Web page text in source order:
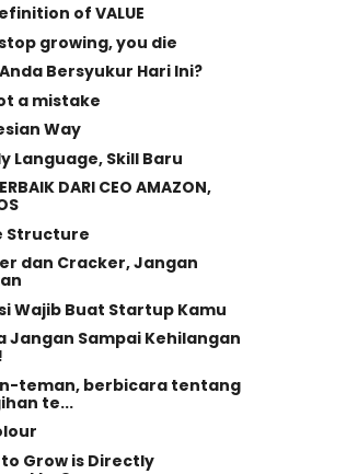
of VALUE
growing, you die
Bersyukur Hari Ini?
a mistake
Way
Language, Skill Baru
DARI CEO AMAZON,
Structure
dan Cracker, Jangan
Wajib Buat Startup Kamu
Jangan Sampai Kehilangan
teman, berbicara tentang
te...
Grow is Directly